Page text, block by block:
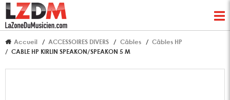
Accueil ACCESSOIRES DIVERS Câbles
Câbles HP
CABLE HP KIRLIN SPEAKON/SPEAKON 5 M